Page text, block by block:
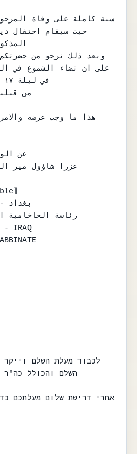
من
- IRAQ
השלם והכולל
אחרי דרישת שלום מעלתכם